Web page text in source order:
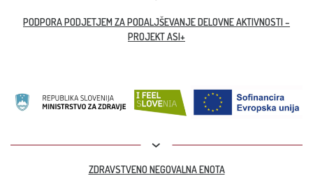
PODPORA PODJETJEM ZA PODALJŠEVANJE DELOVNE AKTIVNOSTI –
PROJEKT ASI+
ZDRAVSTVENO NEGOVALNA ENOTA